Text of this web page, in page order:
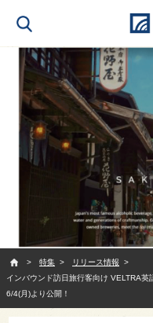
特集
リリース情報
インバウンド訪日旅行客向け VELTRA
6/4(月)より公開！